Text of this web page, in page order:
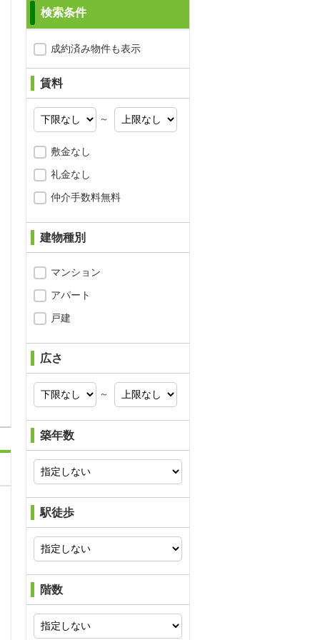
合わせ
検索条件
成約済み物件も表示
賃料
～
敷金なし
礼金なし
仲介手数料無料
建物種別
マンション
アパート
戸建
広さ
～
築年数
駅徒歩
階数